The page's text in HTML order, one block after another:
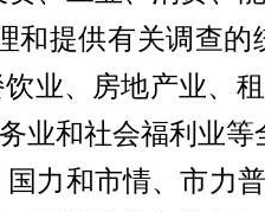
和提供有关调查
业、房地产业、
业和社会福利业等
力和市情、市力